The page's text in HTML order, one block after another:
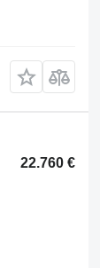
22.760 €